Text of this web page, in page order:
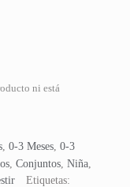
ni está
, 0-3 Meses, 0-3
, Conjuntos, Niña,
Etiquetas: